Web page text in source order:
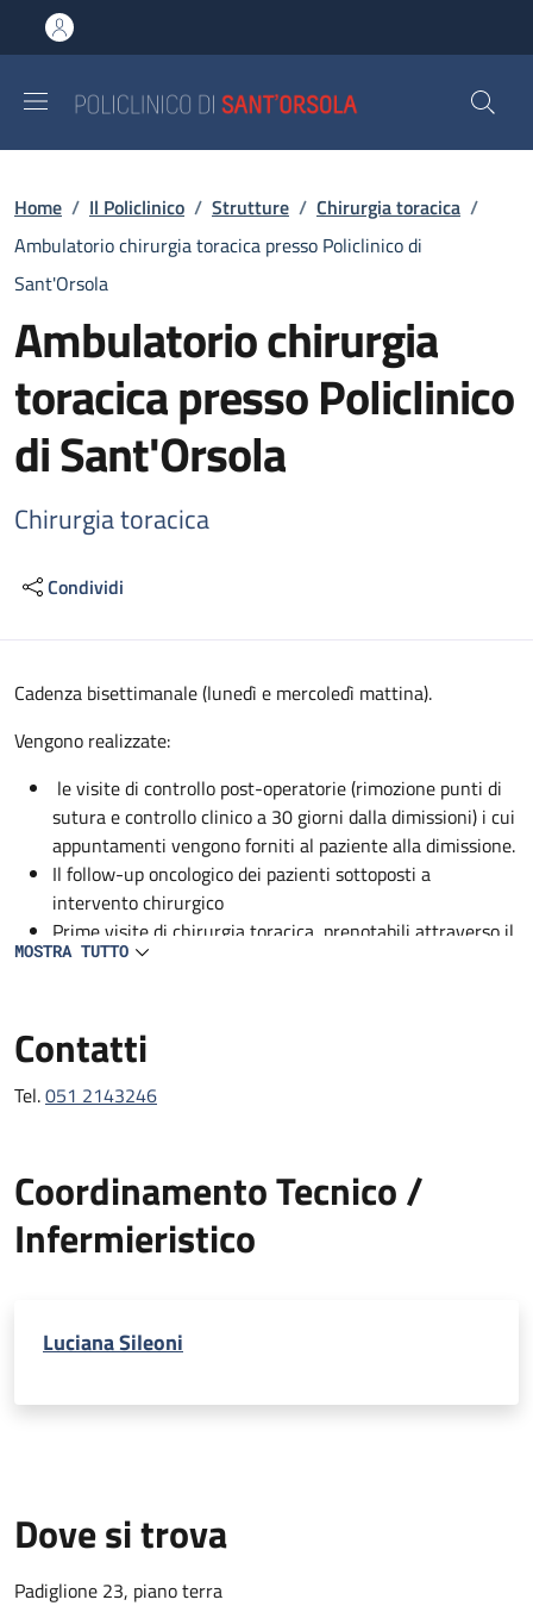
al contenuto principale
to footer content
Briciole di pane
Home / Il Policlinico / Strutture / Chirurgia toracica /
Ambulatorio chirurgia toracica presso Policlinico di
Sant'Orsola
Ambulatorio chirurgia
toracica presso Policlinico
di Sant'Orsola
Chirurgia toracica
Condividi
Descrizione
Cadenza bisettimanale (lunedì e mercoledì mattina).
Vengono realizzate:
le visite di controllo post-operatorie (rimozione punti di
sutura e controllo clinico a 30 giorni dalla dimissioni) i cui
appuntamenti vengono forniti al paziente alla dimissione.
Il follow-up oncologico dei pazienti sottoposti a
intervento chirurgico
Prime visite di chirurgia toracica, prenotabili attraverso il
CUP.
MOSTRA TUTTO
Contatti
Tel.051 2143246
Coordinamento Tecnico /
Infermieristico
Luciana Sileoni
Dove si trova
Padiglione 23, piano terra